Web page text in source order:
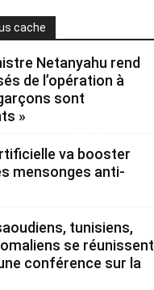
cache
Netanyahu rend
de l’opération à
sont
»
va booster
mensonges anti-
tunisiens,
se réunissent
conférence sur la